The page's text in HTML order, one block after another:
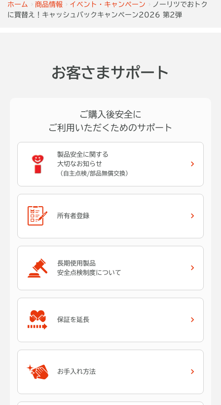
ホーム 商品情報 イベント・キャンペーン
ノーリツでおトク
に買替え！キャッシュバックキャンペーン2026 第2弾
お客さまサポート
ご購入後安全に
ご利用いただくためのサポート
製品安全に関する
大切なお知らせ
（自主点検/部品無償交換）
所有者登録
長期使用製品
安全点検制度について
保証を延長
お手入れ方法